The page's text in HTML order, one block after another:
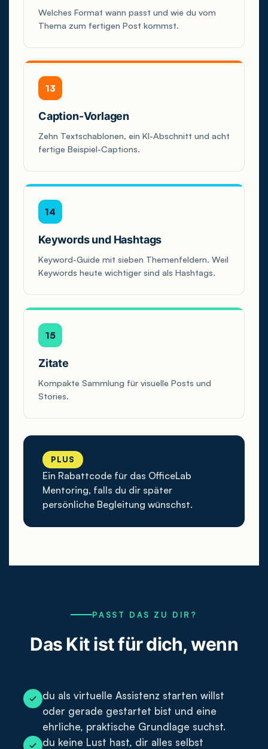
Welches Format wann passt und wie du vom
Thema zum fertigen Post kommst.
13
Caption-Vorlagen
Zehn Textschablonen, ein KI-Abschnitt und acht
fertige Beispiel-Captions.
14
Keywords und Hashtags
Keyword-Guide mit sieben Themenfeldern. Weil
Keywords heute wichtiger sind als Hashtags.
15
Zitate
Kompakte Sammlung für visuelle Posts und
Stories.
PLUS
Ein Rabattcode für das OfficeLab
Mentoring, falls du dir später
persönliche Begleitung wünschst.
PASST DAS ZU DIR?
Das Kit ist für dich, wenn
du als virtuelle Assistenz starten willst
oder gerade gestartet bist und eine
ehrliche, praktische Grundlage suchst.
du keine Lust hast, dir alles selbst